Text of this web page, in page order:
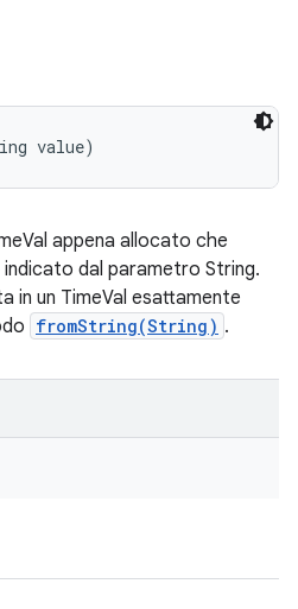
value)
appena allocato che
indicato dal parametro String.
in un TimeVal esattamente
fromString(String) .